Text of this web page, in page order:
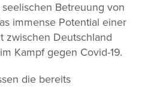
Betreuung von
immense Potential einer
zwischen Deutschland
Kampf gegen Covid-19.
die bereits